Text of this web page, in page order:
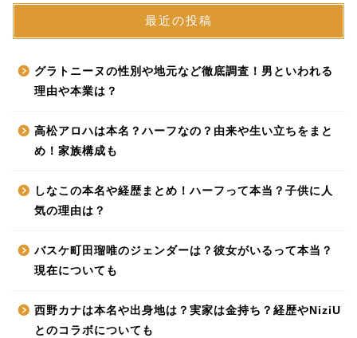
最近の投稿
グラトニーヌの性別や地元など徹底調査！男といわれる
理由や本業は？
高松アロハは本名？ハーフなの？由来や生い立ちをまと
め！家族構成も
しなこの本名や経歴まとめ！ハーフって本当？子供に人
気の理由は？
バスケ町田瑠唯のジェンダーは？彼女がいるって本当？
現在についても
西野カナは本名や出身地は？実家は金持ち？経歴やNiziU
とのコラボについても